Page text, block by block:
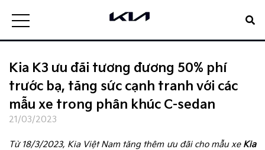
Kia K3 ưu đãi tương đương 50% phí
trước bạ, tăng sức cạnh tranh với các
mẫu xe trong phân khúc C-sedan
21/03/2023
Từ 18/3/2023, Kia Việt Nam tăng thêm ưu đãi cho mẫu xe Kia